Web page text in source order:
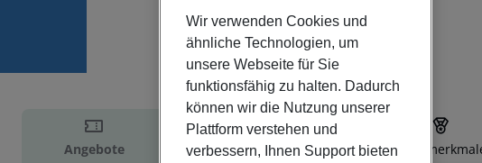
Angebote Hotelbeschreibung
Wir verwenden Cookies und
ähnliche Technologien, um
unsere Webseite für Sie
funktionsfähig zu halten. Dadurch
können wir die Nutzung unserer
Plattform verstehen und
verbessern, Ihnen Support bieten